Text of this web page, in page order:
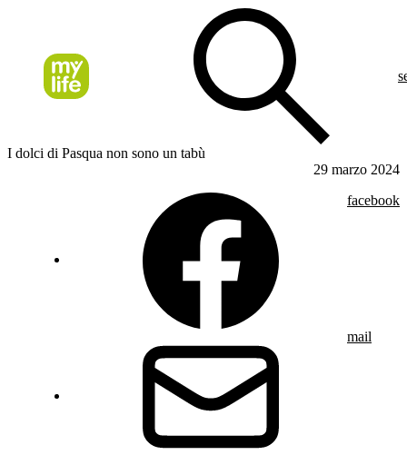
I dolci di Pasqua non sono un tabù
29 marzo 2024
facebook
mail